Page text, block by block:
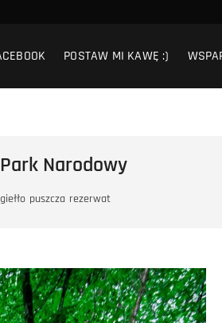
POSTAW MI KAWĘ :)
Narodowy
puszcza rezerwat